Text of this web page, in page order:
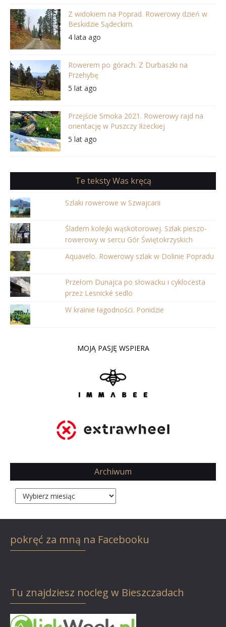
Z widokiem na Poprad. Rowerowy dzień w
Beskidzie Sądeckim.
4 lata ago
Rowerem po górach. Z Durbaszki na
Przehybę
5 lat ago
Przejście Smoka 2021. Rowerowy rajd na
orientację w Puszczy Iłżeckiej
5 lat ago
Te teksty Was kręcą
Szlaki rowerowe w Szwajcarii
Śladem kolejki wąskotorowej. Szlak pieszo-
rowerowy w sercu Gór Świętokrzyskich
Aquavelo. Rowerowy szlak w Dolinie Popradu
Przełom Dunajca po słowacku i cyklocesta
przez Lesnické sedlo
W krainie łagodności. Ponidzie
MOJĄ PASJĘ WSPIERA
Archiwum
Archiwum
pokręć za mną na Facebooku
Tu znajdziesz nocleg w Bieszczadach